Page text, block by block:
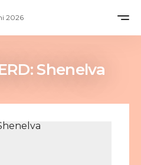
Shenelva
2026